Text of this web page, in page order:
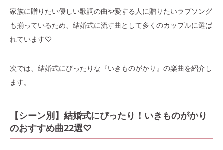
家族に贈りたい優しい歌詞の曲や愛する人に贈りたいラブソング
も揃っているため、結婚式に流す曲として多くのカップルに選ば
れています♡
次では、結婚式にぴったりな『いきものがかり』の楽曲を紹介し
ます。
【シーン別】結婚式にぴったり！いきものがかり
のおすすめ曲22選♡